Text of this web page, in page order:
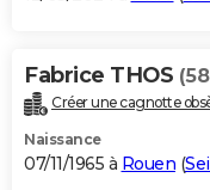
Fabrice THOS
Créer une cagnotte
Naissance
07/11/1965 à Rouen (